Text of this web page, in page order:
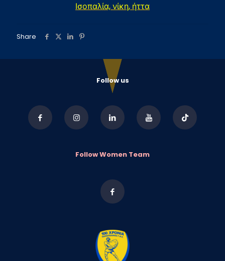
Ισοπαλία, νίκη, ήττα
Share
Follow us
Follow Women Team